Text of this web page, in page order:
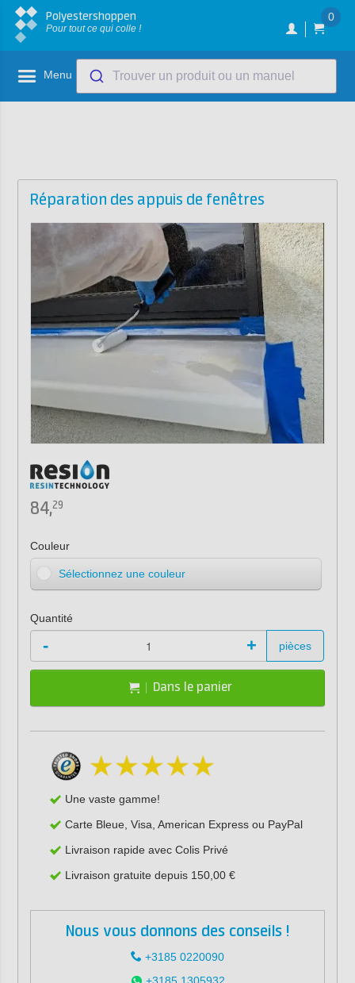
Polyestershoppen
Pour tout ce qui colle !
0
Menu Trouver un produit ou un manuel
Réparation des appuis de fenêtres
84,29
Couleur
Sélectionnez une couleur
Quantité
- + pièces
Dans le panier
Une vaste gamme!
Carte Bleue, Visa, American Express ou PayPal
Livraison rapide avec Colis Privé
Livraison gratuite depuis 150,00 €
Nous vous donnons des conseils !
+3185 0220090